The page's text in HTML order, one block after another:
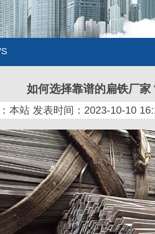
如何选择靠谱的扁铁厂家
本站 发表时间：2023-10-10